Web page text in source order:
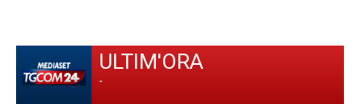
ULTIM'ORA
-